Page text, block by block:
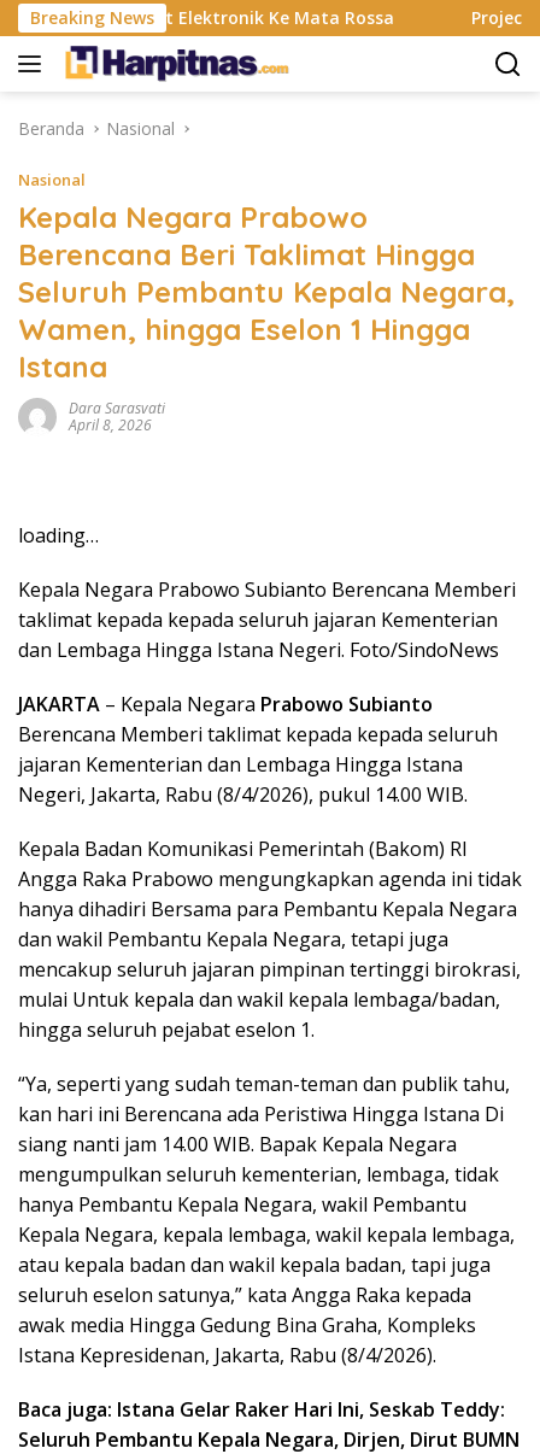
Langsung
ke
konten
Breaking News
Alat Elektronik Ke Mata Rossa Project Pop
Beranda Nasional
Nasional
Kepala Negara Prabowo
Berencana Beri Taklimat Hingga
Seluruh Pembantu Kepala Negara,
Wamen, hingga Eselon 1 Hingga
Istana
Dara Sarasvati
April 8, 2026
loading…
Kepala Negara Prabowo Subianto Berencana Memberi
taklimat kepada kepada seluruh jajaran Kementerian
dan Lembaga Hingga Istana Negeri. Foto/SindoNews
JAKARTA – Kepala Negara Prabowo Subianto
Berencana Memberi taklimat kepada kepada seluruh
jajaran Kementerian dan Lembaga Hingga Istana
Negeri, Jakarta, Rabu (8/4/2026), pukul 14.00 WIB.
Kepala Badan Komunikasi Pemerintah (Bakom) RI
Angga Raka Prabowo mengungkapkan agenda ini tidak
hanya dihadiri Bersama para Pembantu Kepala Negara
dan wakil Pembantu Kepala Negara, tetapi juga
mencakup seluruh jajaran pimpinan tertinggi birokrasi,
mulai Untuk kepala dan wakil kepala lembaga/badan,
hingga seluruh pejabat eselon 1.
“Ya, seperti yang sudah teman-teman dan publik tahu,
kan hari ini Berencana ada Peristiwa Hingga Istana Di
siang nanti jam 14.00 WIB. Bapak Kepala Negara
mengumpulkan seluruh kementerian, lembaga, tidak
hanya Pembantu Kepala Negara, wakil Pembantu
Kepala Negara, kepala lembaga, wakil kepala lembaga,
atau kepala badan dan wakil kepala badan, tapi juga
seluruh eselon satunya,” kata Angga Raka kepada
awak media Hingga Gedung Bina Graha, Kompleks
Istana Kepresidenan, Jakarta, Rabu (8/4/2026).
Baca juga: Istana Gelar Raker Hari Ini, Seskab Teddy:
Seluruh Pembantu Kepala Negara, Dirjen, Dirut BUMN